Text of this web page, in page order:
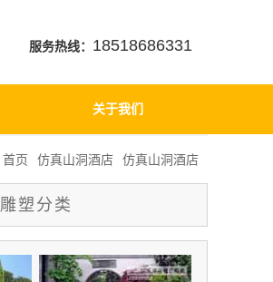
服务热线： 18518686331
关于我们
首页 仿真山洞酒店 仿真山洞酒店
雕塑分类